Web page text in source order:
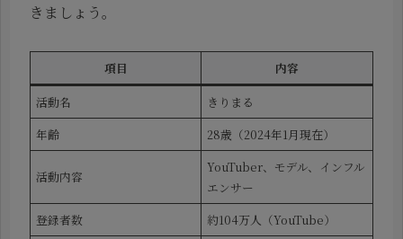
きましょう。
項目
内容
活動名
きりまる
年齢
28歳（2024年1月現在）
活動内容
YouTuber、モデル、インフル
エンサー
登録者数
約104万人（YouTube）